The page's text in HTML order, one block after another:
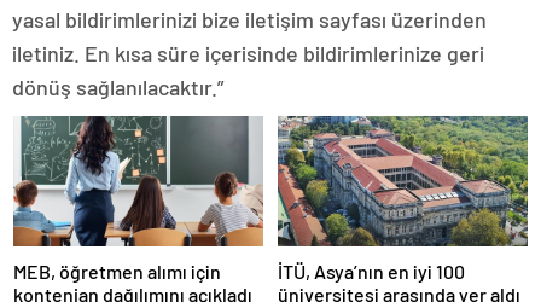
yasal bildirimlerinizi bize iletişim sayfası üzerinden
iletiniz. En kısa süre içerisinde bildirimlerinize geri
dönüş sağlanılacaktır.”
MEB, öğretmen alımı için
kontenjan dağılımını açıkladı
İTÜ, Asya’nın en iyi 100
üniversitesi arasında yer aldı